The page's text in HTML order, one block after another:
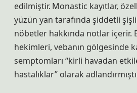
edilmiştir. Monastic kayıtlar,
yüzün yan tarafında şiddetli
nöbetler hakkında notlar içerir.
hekimleri, vebanın gölgesinde
semptomları “kirli havadan
hastalıklar” olarak